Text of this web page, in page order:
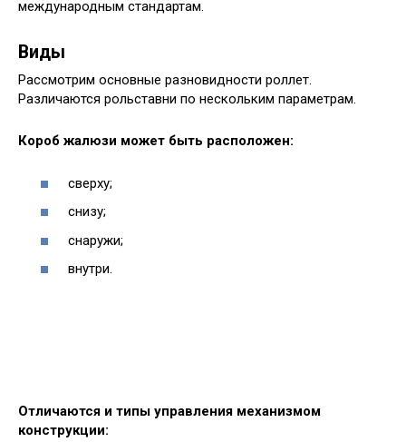
международным стандартам.
Виды
Рассмотрим основные разновидности роллет.
Различаются рольставни по нескольким параметрам.
Короб жалюзи может быть расположен:
сверху;
снизу;
снаружи;
внутри.
Отличаются и типы управления механизмом
конструкции: